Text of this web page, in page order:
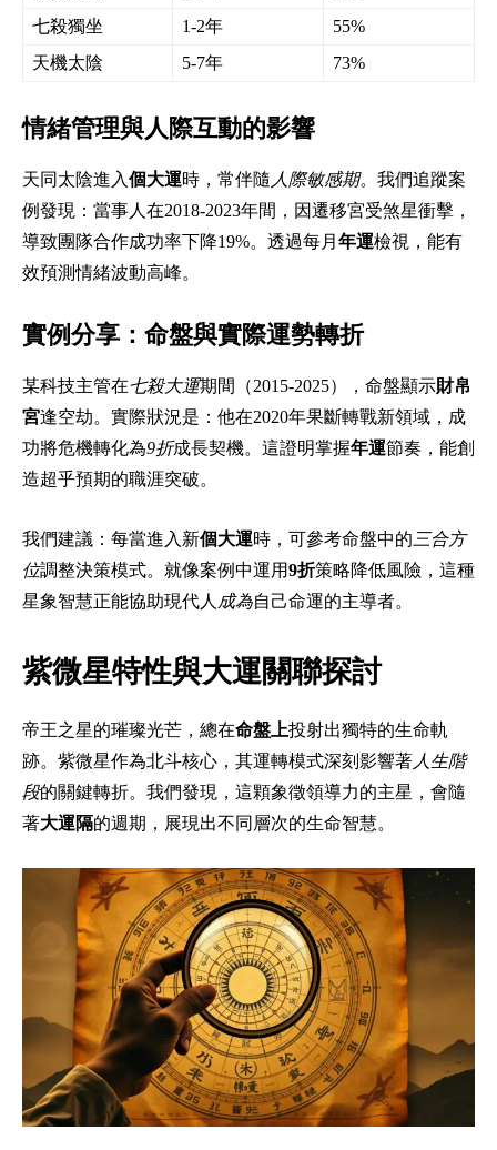
七殺獨坐
1-2年
55%
天機太陰
5-7年 73%
情緒管理與人際互動的影響
天同太陰進入個大運時，常伴隨 人際敏感期。我們追蹤案
例發現：當事人在2018-2023年間，因遷移宮受煞星衝擊，
導致團隊合作成功率下降19%。透過每月 年運檢視，能有
效預測情緒波動高峰。
實例分享：命盤與實際運勢轉折
某科技主管在七殺大運期間（2015-2025），命盤顯示財帛
宮逢空劫。實際狀況是：他在2020年果斷轉戰新領域，成
功將危機轉化為9折成長契機。這證明掌握年運節奏，能創
造超乎預期的職涯突破。
我們建議：每當進入新個大運時，可參考命盤中的 三合方
位調整決策模式。就像案例中運用9折策略降低風險，這種
星象智慧正能協助現代人 成為自己命運的主導者。
紫微星特性與大運關聯探討
帝王之星的璀璨光芒，總在命盤上投射出獨特的生命軌
跡。紫微星作為北斗核心，其運轉模式深刻影響著 人生階
段的關鍵轉折。我們發現，這顆象徵領導力的主星，會隨
著大運隔的週期，展現出不同層次的生命智慧。